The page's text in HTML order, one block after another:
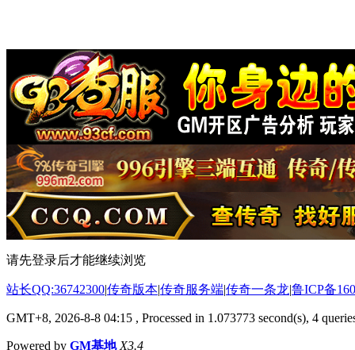
请先登录后才能继续浏览
站长QQ:36742300|传奇版本|传奇服务端|传奇一条龙|鲁ICP备
GMT+8, 2026-8-8 04:15 , Processed in 1.073773 second(s), 4
Powered by GM基地 X3.4